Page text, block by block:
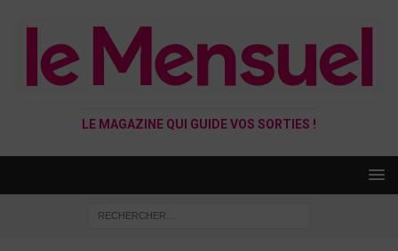
LE MAGAZINE QUI GUIDE VOS SORTIES !